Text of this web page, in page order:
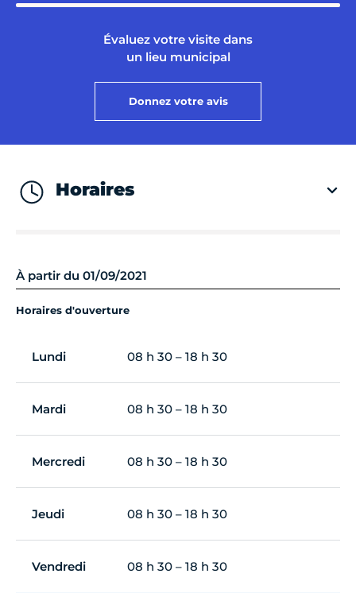
Évaluez votre visite dans
un lieu municipal
Donnez votre avis
Horaires
À partir du 01/09/2021
Horaires d'ouverture
Lundi 08 h 30 – 18 h 30
Mardi 08 h 30 – 18 h 30
Mercredi 08 h 30 – 18 h 30
Jeudi 08 h 30 – 18 h 30
Vendredi 08 h 30 – 18 h 30